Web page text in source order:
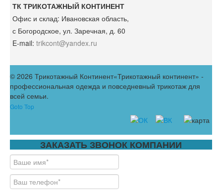
ТК ТРИКОТАЖНЫЙ КОНТИНЕНТ
Офис и склад: Ивановская область,
с Богородское, ул. Заречная, д. 60
E-mail: trikcont@yandex.ru
© 2026 Трикотажный Континент«Трикотажный континент» -
профессиональная одежда и повседневный трикотаж для
всей семьи.
Goto Top
ЗАКАЗАТЬ ЗВОНОК КОМПАНИИ